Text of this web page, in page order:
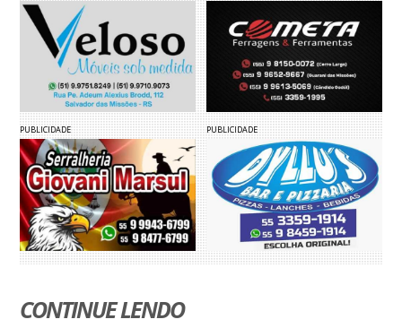
PUBLICIDADE PUBLICIDADE
CONTINUE LENDO